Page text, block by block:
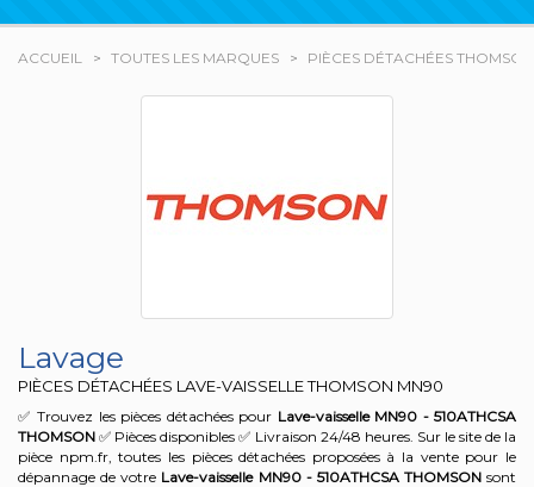
ACCUEIL TOUTES LES MARQUES PIÈCES DÉTACHÉES THOMSON
Lavage
PIÈCES DÉTACHÉES LAVE-VAISSELLE THOMSON MN90
✅ Trouvez les pièces détachées pour Lave-vaisselle MN90 - 510ATHCSA
THOMSON✅ Pièces disponibles ✅ Livraison 24/48 heures. Sur le site de la
pièce npm.fr, toutes les pièces détachées proposées à la vente pour le
dépannage de votre Lave-vaisselle MN90 - 510ATHCSA THOMSONsont